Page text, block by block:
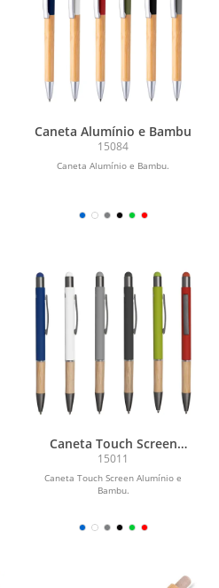
Caneta Alumínio e Bambu
15084
Caneta Alumínio e Bambu.
Caneta Touch Screen
Alumínio e Bambu
15011
Caneta Touch Screen Alumínio e
Bambu.